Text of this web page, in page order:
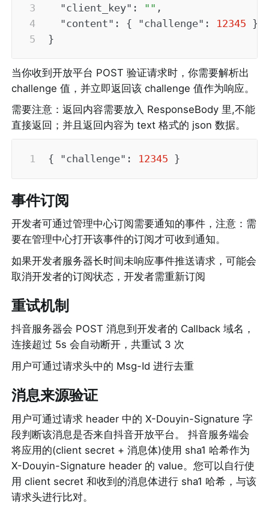
"client_key" : "" ,
"content" : { "challenge" : 12345 }
}
当你收到开放平台 POST 验证请求时，你需要解析出
challenge 值，并立即返回该 challenge 值作为响应。
需要注意：返回内容需要放入 ResponseBody 里,不能
直接返回；并且返回内容为 text 格式的 json 数据。
{ "challenge" : 12345 }
事件订阅
开发者可通过管理中心订阅需要通知的事件，注意：需
要在管理中心打开该事件的订阅才可收到通知。
如果开发者服务器长时间未响应事件推送请求，可能会
取消开发者的订阅状态，开发者需重新订阅
重试机制
抖音服务器会 POST 消息到开发者的 Callback 域名，
连接超过 5s 会自动断开，共重试 3 次
用户可通过请求头中的 Msg-Id 进行去重
消息来源验证
用户可通过请求 header 中的 X-Douyin-Signature 字
段判断该消息是否来自抖音开放平台。 抖音服务端会
将应用的(client secret + 消息体)使用 sha1 哈希作为
X-Douyin-Signature header 的 value。您可以自行使
用 client secret 和收到的消息体进行 sha1 哈希，与该
请求头进行比对。